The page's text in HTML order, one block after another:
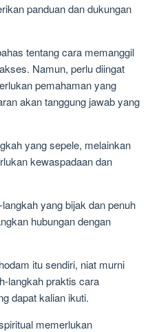
panduan dan dukungan
tentang cara memanggil
Namun, perlu diingat
pemahaman yang
akan tanggung jawab yang
yang sepele, melainkan
kewaspadaan dan
yang bijak dan penuh
hubungan dengan
itu sendiri, niat murni
langkah praktis cara
dapat kalian ikuti.
memerlukan